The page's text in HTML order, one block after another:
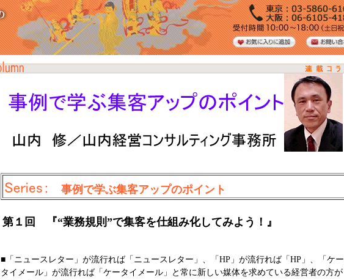
事例で学ぶ集客アップのポイント
第１回 『“業務規則”で集客を仕組み化してみよう！』
■「ニュースレター」が流行れば「ニュースレター」、「HP」が流行れば「HP」、「ケー
タイメール」が流行れば「ケータイメール」と常に新しい媒体を求めている経営者の方が